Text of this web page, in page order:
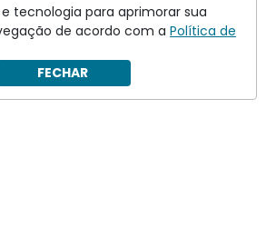
tecnologia para aprimorar sua
de acordo com a Política de
FECHAR